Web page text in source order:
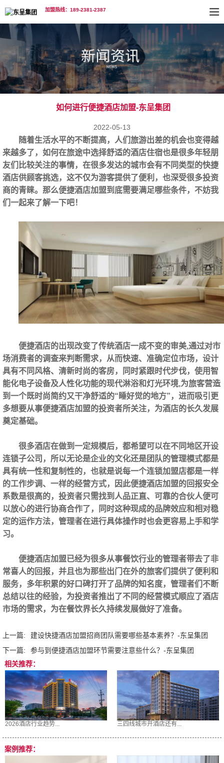
加盟热线：189-2381-2387
如何进行便捷酒店加盟-东呈集团
2022-05-13
随着生活水平的不断提高，人们旅游出差的机会也变得越
来越多了，如何在旅途中选择舒适的酒店住宿也是很多年轻朋
友们比较关注的事情，在很多发达的城市会有不同类型的快捷
酒店供顾客挑选，这不仅为游客提供了便利，也深受很多投资
商的青睐。那么便捷酒店加盟到底需要满足哪些条件，不妨我
们一起来了解一下吧！
便捷酒店的出现改变了传统酒店一成不变的审美,通过对市
场消费者的调查来判断需求，从而快速、准确定位市场，设计
具有不同风格、清新时尚的客房，同时紧跟时代步伐，使用智
能化电子设备及人性化功能的现代淋浴和灯光环境,为旅客营造
到一个既时尚简约又干净舒适的“睡好觉的地方”，进而吸引更
多想要从事便捷酒店加盟的投资者所关注，为酒店的长久发展
奠定基础。
很多酒店在做到一定规模后，都希望可以在不同地区开设
连锁子公司，所以无论是企业的文化还是团队的管理模式都是
具有统一性和复制性的，也就是说每一个连锁加盟店都是一样
的工作步调、一样的经营方式，因此便捷酒店加盟的回报安全
系数是很高的，投资者只需找到人品正直、可靠的合伙人便可
以放心的进行协商合作了，同时这种现成的品牌效应和相对稳
定的运作方法，管理者在进行具体操作时也会更容易上手和学
习。
便捷酒店加盟已经为很多从事餐饮行业的管理者带去了非
常喜人的回报，并且也为那些出门在外的旅客们提供了便利和
服务，多年积累的好口碑打开了品牌的知名度，管理者们不断
总结以往的经验，为投资者推出了不同的经营模式顺应了酒店
市场的需求，为在餐饮界长久持续发展做好了准备。
上一篇:
建设快捷酒店加盟招商团队需要哪些基本素养？-东呈集团
下一篇:
参与到便捷酒店加盟环节需要注意些什么？-东呈集团
相关推荐：
2026酒店行业趋势... 三四线城市开酒店还有...
案例推荐：